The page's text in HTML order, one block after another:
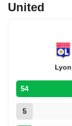
United
Lyon
54
5